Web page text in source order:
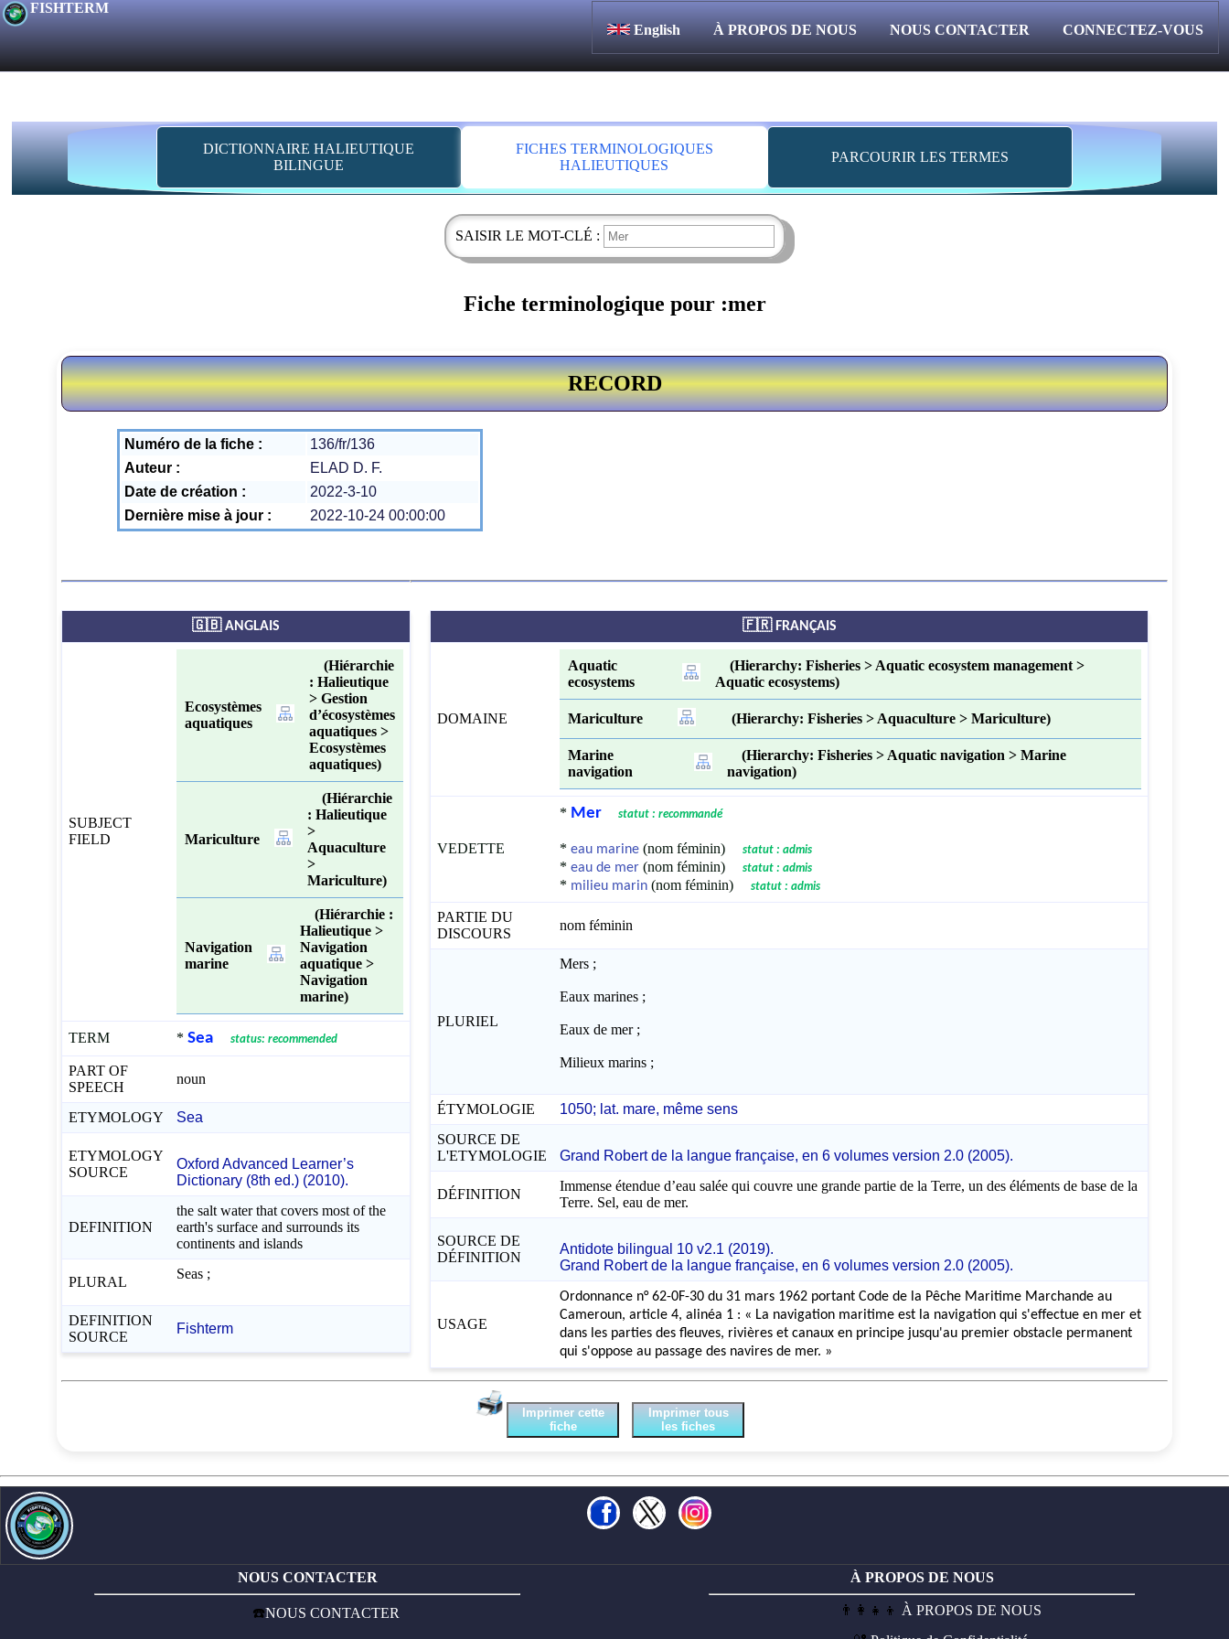
FISHTERM
English
À PROPOS DE NOUS NOUS CONTACTER CONNECTEZ-VOUS
DICTIONNAIRE HALIEUTIQUE
BILINGUE
FICHES TERMINOLOGIQUES
HALIEUTIQUES
PARCOURIR LES TERMES
SAISIR LE MOT-CLÉ :
Fiche terminologique pour :mer
RECORD
Numéro de la fiche :
136/fr/136
Auteur :
ELAD D. F.
Date de création :
2022-3-10
Dernière mise à jour :
2022-10-24 00:00:00
🇬🇧 ANGLAIS
SUBJECT
FIELD
Ecosystèmes
aquatiques
(Hiérarchie
: Halieutique
> Gestion
d’écosystèmes
aquatiques >
Ecosystèmes
aquatiques)
Mariculture
(Hiérarchie
: Halieutique
>
Aquaculture
>
Mariculture)
Navigation
marine
(Hiérarchie :
Halieutique >
Navigation
aquatique >
Navigation
marine)
TERM *Sea status: recommended
PART OF
SPEECH
noun
ETYMOLOGY Sea
ETYMOLOGY
SOURCE
Oxford Advanced Learner’s
Dictionary (8th ed.) (2010).
DEFINITION
the salt water that covers most of the
earth's surface and surrounds its
continents and islands
PLURAL
Seas ;
DEFINITION
SOURCE
Fishterm
🇫🇷 FRANÇAIS
DOMAINE
Aquatic
ecosystems
(Hierarchy: Fisheries > Aquatic ecosystem management >
Aquatic ecosystems)
Mariculture (Hierarchy: Fisheries > Aquaculture > Mariculture)
Marine
navigation
(Hierarchy: Fisheries > Aquatic navigation > Marine
navigation)
VEDETTE
* Mer statut : recommandé
* eau marine (nom féminin) statut : admis
* eau de mer (nom féminin) statut : admis
* milieu marin (nom féminin) statut : admis
PARTIE DU
DISCOURS
nom féminin
PLURIEL
Mers ;
Eaux marines ;
Eaux de mer ;
Milieux marins ;
ÉTYMOLOGIE
1050; lat. mare, même sens
SOURCE DE
L'ETYMOLOGIE
Grand Robert de la langue française, en 6 volumes version 2.0 (2005).
DÉFINITION
Immense étendue d’eau salée qui couvre une grande partie de la Terre, un des éléments de base de la
Terre. Sel, eau de mer.
SOURCE DE
DÉFINITION
Antidote bilingual 10 v2.1 (2019).
Grand Robert de la langue française, en 6 volumes version 2.0 (2005).
USAGE
Ordonnance n° 62-0F-30 du 31 mars 1962 portant Code de la Pêche Maritime Marchande au
Cameroun, article 4, alinéa 1 : « La navigation maritime est la navigation qui s'effectue en mer et
dans les parties des fleuves, rivières et canaux en principe jusqu'au premier obstacle permanent
qui s'oppose au passage des navires de mer. »
Imprimer cette
fiche
Imprimer tous
les fiches
NOUS CONTACTER
☎️NOUS CONTACTER
À PROPOS DE NOUS
👨‍👩‍👧‍👦 À PROPOS DE NOUS